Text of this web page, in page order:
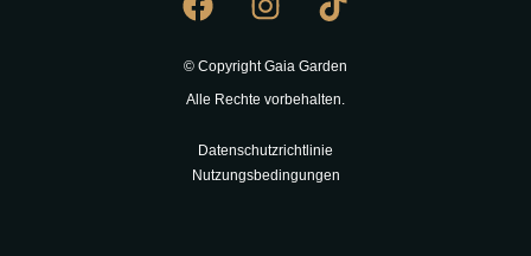
© Copyright Gaia Garden
Alle Rechte vorbehalten.
Datenschutzrichtlinie
Nutzungsbedingungen